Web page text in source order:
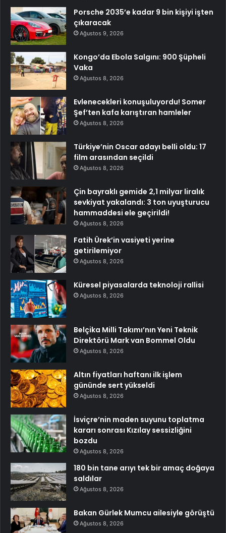
Porsche 2035’e kadar 9 bin kişiyi işten
çıkaracak
Ağustos 9, 2026
Kongo’da Ebola Salgını: 900 Şüpheli
Vaka
Ağustos 8, 2026
Evlenecekleri konuşuluyordu! Somer
Şef’ten kafa karıştıran hamleler
Ağustos 8, 2026
Türkiye’nin Oscar adayı belli oldu: 17
film arasından seçildi
Ağustos 8, 2026
Çin bayraklı gemide 2,1 milyar liralık
sevkiyat yakalandı: 3 ton uyuşturucu
hammaddesi ele geçirildi!
Ağustos 8, 2026
Fatih Ürek’in vasiyeti yerine
getirilemiyor
Ağustos 8, 2026
Küresel piyasalarda teknoloji rallisi
Ağustos 8, 2026
Belçika Milli Takımı’nın Yeni Teknik
Direktörü Mark van Bommel Oldu
Ağustos 8, 2026
Altın fiyatları haftanı ilk işlem
gününde sert yükseldi
Ağustos 8, 2026
İsviçre’nin maden suyunu toplatma
kararı sonrası Kızılay sessizliğini
bozdu
Ağustos 8, 2026
180 bin tane arıyı tek bir amaç doğaya
saldılar
Ağustos 8, 2026
Bakan Gürlek Mumcu ailesiyle görüştü
Ağustos 8, 2026